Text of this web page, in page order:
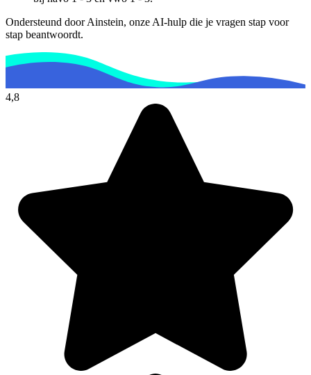
Ondersteund door Ainstein, onze AI-hulp die je vragen stap voor
stap beantwoordt.
4,8